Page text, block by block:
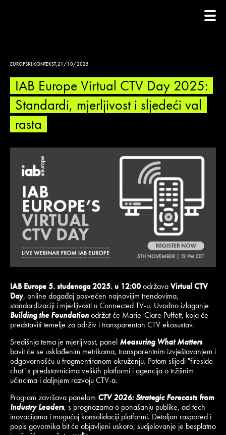
EUROPSKI KONTEKST,21/10/2025
IAB Europe Virtual CTV Day 2025:
Standardi, mjerljivost i sljedeći val
rasta
IAB Europe 5. studenoga 2025. u 12:00održavaVirtual CTV
Day, online događaj posvećen najnovijim trendovima,
standardizaciji i mjerljivosti u Connected TV-u. Uvodno izlaganje
Building the Foundationodržat će Marie-Clare Puffett, koja će
predstaviti temelje za održiv i transparentan CTV ekosustav.
Središnja tema je mjerljivost, panel Measuring What Matters
bavit će se usklađenim metrikama, transparentnim izvještavanjem i
odgovornošću u fragmentiranom okruženju. Potom slijedi "fireside
chat" s predstavnicima velikih platformi i agencija o tržišnim
učincima i daljnjem razvoju CTV-a.
Program završava panelom CTV 2026: Strategic Forecasts from
Industry Leaders, s prognozama o ponašanju publike, ad-tech
inovacijama i mogućoj konsolidaciji platformi. Detaljan raspored i
popis govornika bit će objavljeni uskoro, sudjelovanje je besplatno